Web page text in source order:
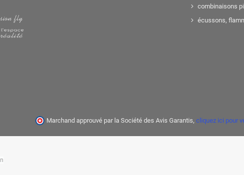
combinaisons
écussons,
Marchand approuvé par la Société des Avis Garantis, cliquez ici pour